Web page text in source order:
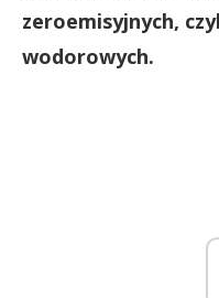
zeroemisyjnych,
wodorowych.